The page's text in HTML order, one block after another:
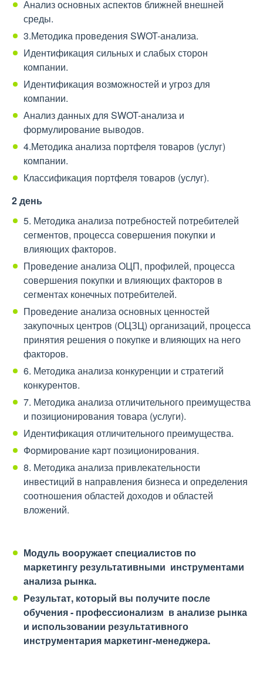
Анализ основных аспектов ближней внешней
среды.
3.Методика проведения SWOT-анализа.
Идентификация сильных и слабых сторон
компании.
Идентификация возможностей и угроз для
компании.
Анализ данных для SWOT-анализа и
формулирование выводов.
4.Методика анализа портфеля товаров (услуг)
компании.
Классификация портфеля товаров (услуг).
2 день
5. Методика анализа потребностей потребителей
сегментов, процесса совершения покупки и
влияющих факторов.
Проведение анализа ОЦП, профилей, процесса
совершения покупки и влияющих факторов в
сегментах конечных потребителей.
Проведение анализа основных ценностей
закупочных центров (ОЦЗЦ) организаций, процесса
принятия решения о покупке и влияющих на него
факторов.
6. Методика анализа конкуренции и стратегий
конкурентов.
7. Методика анализа отличительного преимущества
и позиционирования товара (услуги).
Идентификация отличительного преимущества.
Формирование карт позиционирования.
8. Методика анализа привлекательности
инвестиций в направления бизнеса и определения
соотношения областей доходов и областей
вложений.
Модуль вооружает специалистов по
маркетингу результативными инструментами
анализа рынка.
Результат, который вы получите после
обучения - профессионализм в анализе рынка
и использовании результативного
инструментария маркетинг-менеджера.